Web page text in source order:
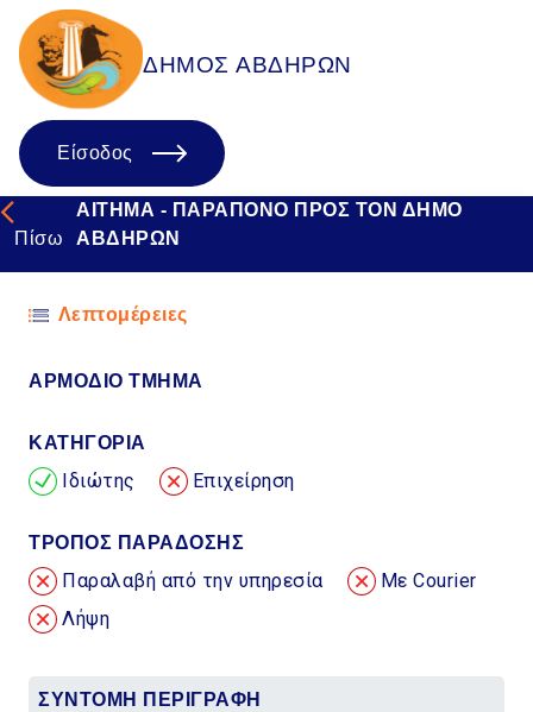
ΔΗΜΟΣ ΑΒΔΗΡΩΝ
Είσοδος
Πίσω
ΑΙΤΗΜΑ - ΠΑΡΑΠΟΝΟ ΠΡΟΣ ΤΟΝ ΔΗΜΟ
ΑΒΔΗΡΩΝ
Λεπτομέρειες
ΑΡΜΟΔΙΟ TMHMA
ΚΑΤΗΓΟΡΙΑ
Ιδιώτης Επιχείρηση
ΤΡΟΠΟΣ ΠΑΡΑΔΟΣΗΣ
Παραλαβή από την υπηρεσία
Με Courier
Λήψη
ΣΥΝΤΟΜΗ ΠΕΡΙΓΡΑΦΗ